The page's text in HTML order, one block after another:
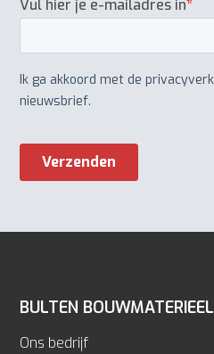
BULTEN BOUWMATERIEEL
Ons bedrijf